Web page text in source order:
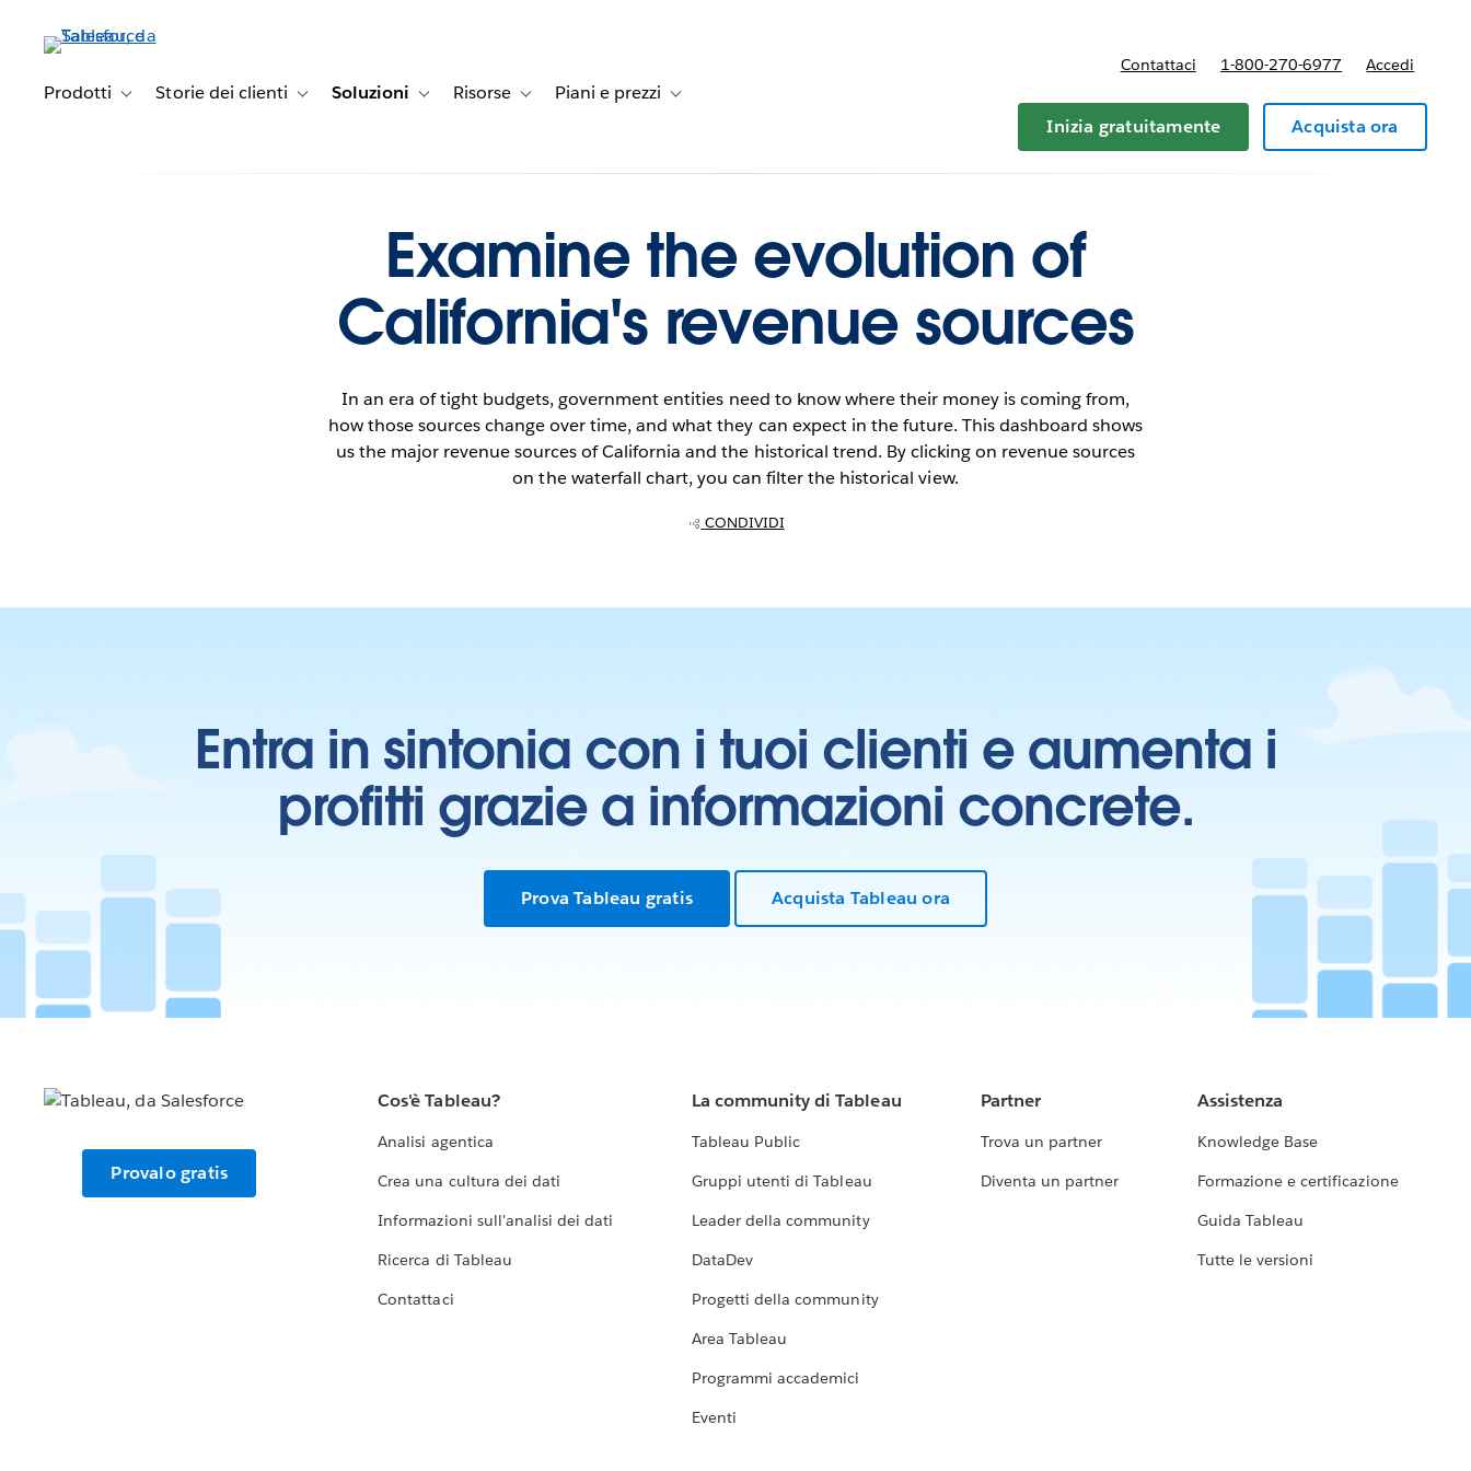
principale
Prodotti Toggle sub-navigation for Prodotti
Storie dei clienti Toggle sub-navigation for Storie dei clienti
Soluzioni Toggle sub-navigation for Soluzioni
Risorse Toggle sub-navigation for Risorse
Piani e prezzi Toggle sub-navigation for Piani e prezzi
Contattaci 1-800-270-6977 Accedi
Inizia gratuitamente Acquista ora
Examine the evolution of
California's revenue sources
In an era of tight budgets, government entities need to know where their money is coming from,
how those sources change over time, and what they can expect in the future. This dashboard shows
us the major revenue sources of California and the historical trend. By clicking on revenue sources
on the waterfall chart, you can filter the historical view.
CONDIVIDI
Entra in sintonia con i tuoi clienti e aumenta i
profitti grazie a informazioni concrete.
Prova Tableau gratis Acquista Tableau ora
Provalo gratis
Cos'è Tableau?
Analisi agentica
Crea una cultura dei dati
Informazioni sull'analisi dei dati
Ricerca di Tableau
Contattaci
La community di Tableau
Tableau Public
Gruppi utenti di Tableau
Leader della community
DataDev
Progetti della community
Area Tableau
Programmi accademici
Eventi
Partner
Trova un partner
Diventa un partner
Assistenza
Knowledge Base
Formazione e certificazione
Guida Tableau
Tutte le versioni